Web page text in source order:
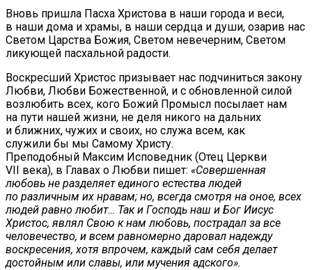
Вновь пришла Пасха Христова в наши города и веси,
в наши дома и храмы, в наши сердца и души, озарив нас
Светом Царства Божия, Светом невечерним, Светом
ликующей пасхальной радости.
Воскресший Христос призывает нас подчиниться закону
Любви, Любви Божественной, и с обновленной силой
возлюбить всех, кого Божий Промысл посылает нам
на пути нашей жизни, не деля никого на дальних
и ближних, чужих и своих, но служа всем, как
служили бы мы Самому Христу.
Преподобный Максим Исповедник (Отец Церкви
VII века), в Главах о Любви пишет: «Совершенная
любовь не разделяет единого естества людей
по различным их нравам; но, всегда смотря на оное, всех
людей равно любит… Так и Господь наш и Бог Иисус
Христос, являл Свою к нам любовь, пострадал за все
человечество, и всем равномерно даровал надежду
воскресения, хотя впрочем, каждый сам себя делает
достойным или славы, или мучения адского».